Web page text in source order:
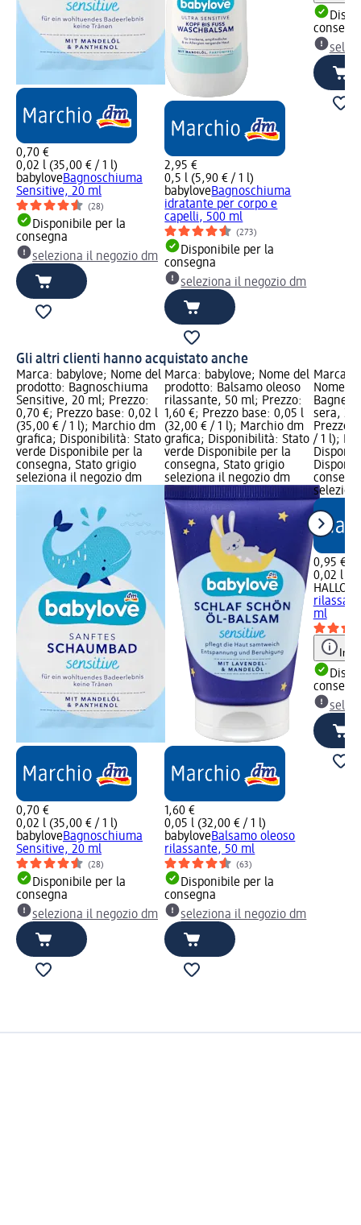
0,70 €
0,02 l (35,00 € / 1 l)
babyloveBagnoschiuma
Sensitive, 20 ml
(28)
Disponibile per la
consegna
seleziona il negozio dm
2,95 €
0,5 l (5,90 € / 1 l)
babyloveBagnoschiuma
idratante per corpo e
capelli, 500 ml
(273)
Disponibile per la
consegna
seleziona il negozio dm
Gli altri clienti hanno acquistato anche
Marca: babylove; Nome del
prodotto: Bagnoschiuma
Sensitive, 20 ml; Prezzo:
0,70 €; Prezzo base: 0,02 l
(35,00 € / 1 l); Marchio dm
grafica; Disponibilità: Stato
verde Disponibile per la
consegna, Stato grigio
seleziona il negozio dm
0,70 €
0,02 l (35,00 € / 1 l)
babyloveBagnoschiuma
Sensitive, 20 ml
(28)
Disponibile per la
consegna
seleziona il negozio dm
Marca: babylove; Nome del
prodotto: Balsamo oleoso
rilassante, 50 ml; Prezzo:
1,60 €; Prezzo base: 0,05 l
(32,00 € / 1 l); Marchio dm
grafica; Disponibilità: Stato
verde Disponibile per la
consegna, Stato grigio
seleziona il negozio dm
1,60 €
0,05 l (32,00 € / 1 l)
babyloveBalsamo oleoso
rilassante, 50 ml
(63)
Disponibile per la
consegna
seleziona il negozio dm
Marca:
Nome
sera, 20
Prezzo
/ 1 l);
0,95 €
0,02 l
ml